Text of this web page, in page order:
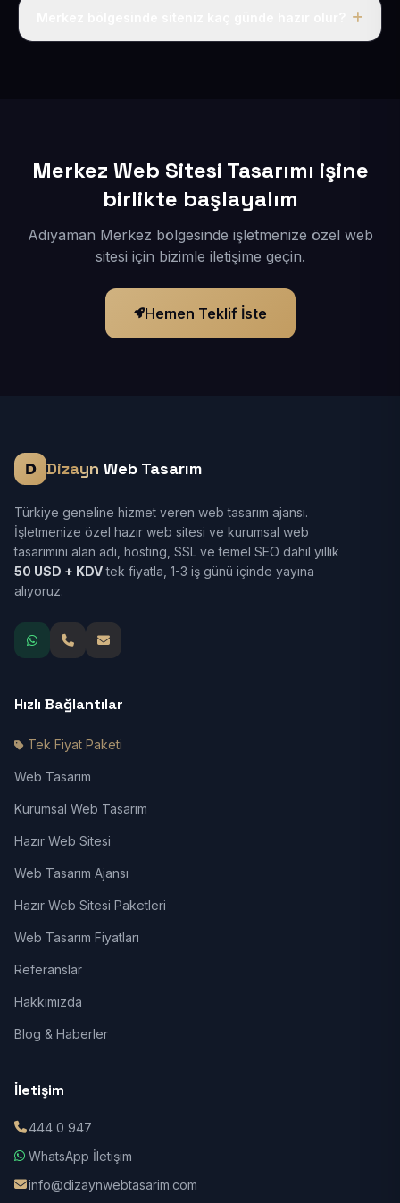
Merkez Web Sitesi Tasarımı işine
birlikte başlayalım
Adıyaman Merkez bölgesinde işletmenize özel web
sitesi için bizimle iletişime geçin.
Hemen Teklif İste
Dizayn Web Tasarım
Türkiye geneline hizmet veren web tasarım ajansı.
İşletmenize özel hazır web sitesi ve kurumsal web
tasarımını alan adı, hosting, SSL ve temel SEO dahil yıllık
50 USD + KDVtek fiyatla, 1-3 iş günü içinde yayına
alıyoruz.
Hızlı Bağlantılar
Tek Fiyat Paketi
Web Tasarım
Kurumsal Web Tasarım
Hazır Web Sitesi
Web Tasarım Ajansı
Hazır Web Sitesi Paketleri
Web Tasarım Fiyatları
Referanslar
Hakkımızda
Blog & Haberler
İletişim
444 0 947
WhatsApp İletişim
info@dizaynwebtasarim.com